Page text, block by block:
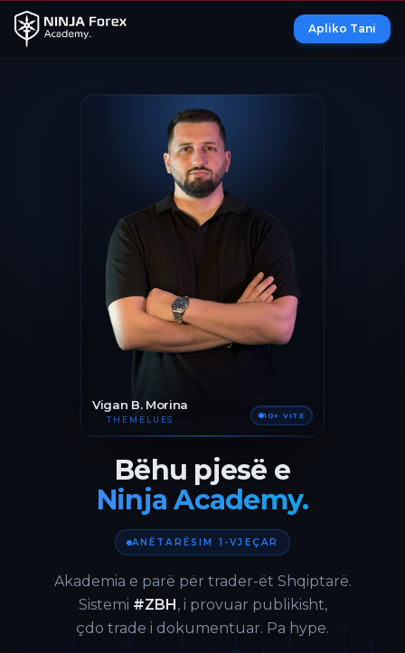
Apliko Tani
Vigan B. Morina
THEMELUES 10+ VITE
Bëhu pjesë e
Ninja Academy.
ANËTARËSIM 1-VJEÇAR
Akademia e parë për trader-ët Shqiptarë.
Sistemi #ZBH, i provuar publikisht,
çdo trade i dokumentuar. Pa hype.